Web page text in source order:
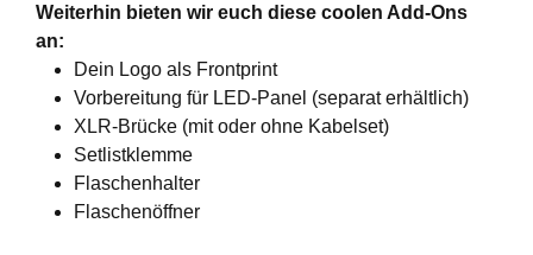
Weiterhin bieten wir euch diese coolen Add-Ons
an:
Dein Logo als Frontprint
Vorbereitung für LED-Panel (separat erhältlich)
XLR-Brücke (mit oder ohne Kabelset)
Setlistklemme
Flaschenhalter
Flaschenöffner